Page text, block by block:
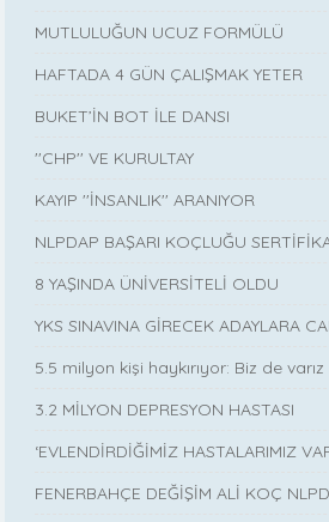
MUTLULUĞUN UCUZ FORMÜLÜ
HAFTADA 4 GÜN ÇALIŞMAK YETER
BUKET’İN BOT İLE DANSI
''CHP'' VE KURULTAY
KAYIP ''İNSANLIK'' ARANIYOR
NLPDAP BAŞARI KOÇLUĞU
8 YAŞINDA ÜNİVERSİTELİ OLDU
YKS SINAVINA GİRECEK ADAYLARA
5.5 milyon kişi haykırıyor: Biz de varız
3.2 MİLYON DEPRESYON HASTASI
‘EVLENDİRDİĞİMİZ HASTALARIMIZ
FENERBAHÇE DEĞİŞİM ALİ KOÇ